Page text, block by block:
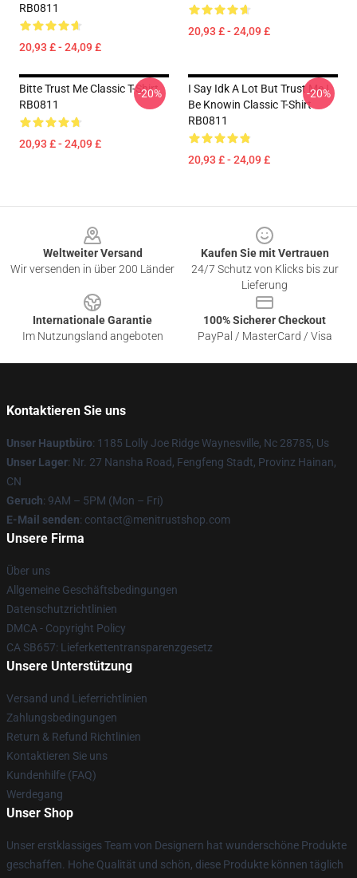
RB0811
20,93 £ - 24,09 £
20,93 £ - 24,09 £
Bitte Trust Me Classic T-Shirt
RB0811
20,93 £ - 24,09 £
-20%
I Say Idk A Lot But Trust Me I
Be Knowin Classic T-Shirt
RB0811
20,93 £ - 24,09 £
-20%
Weltweiter Versand
Wir versenden in über 200 Länder
Kaufen Sie mit Vertrauen
24/7 Schutz von Klicks bis zur
Lieferung
Internationale Garantie
Im Nutzungsland angeboten
100% Sicherer Checkout
PayPal / MasterCard / Visa
Kontaktieren Sie uns
Unser Hauptbüro: 1185 Lolly Joe Ridge Waynesville, Nc 28785, Us
Unser Lager: Nr. 27 Nansha Road, Fengfeng Stadt, Provinz Hainan,
CN
Geruch: 9AM – 5PM (Mon – Fri)
E-Mail senden: contact@menitrustshop.com
Unsere Firma
Über uns
Allgemeine Geschäftsbedingungen
Datenschutzrichtlinien
DMCA - Copyright Policy
CA SB657: Lieferkettentransparenzgesetz
Unsere Unterstützung
Versand und Lieferrichtlinien
Zahlungsbedingungen
Return & Refund Richtlinien
Kontaktieren Sie uns
Kundenhilfe (FAQ)
Werdegang
Unser Shop
Unser erstklassiges Team von Designern hat wunderschöne Produkte
geschaffen. Hohe Qualität und schön, diese Produkte können täglich